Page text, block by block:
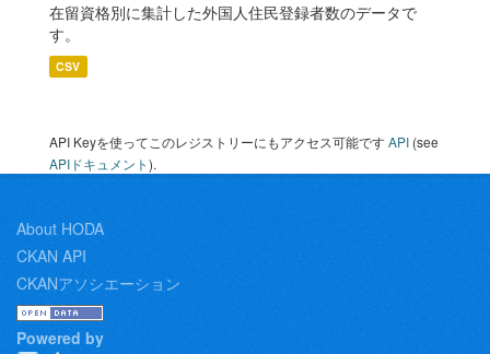
在留資格別に集計した外国人住民登録者数のデータで
す。
CSV
API Keyを使ってこのレジストリーにもアクセス可能ですAPI (see
APIドキュメント).
About HODA
CKAN API
CKANアソシエーション
Powered by